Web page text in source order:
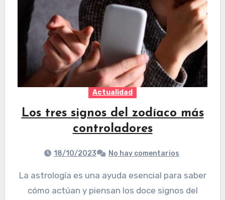
Actualidad
Los tres signos del zodíaco más
controladores
18/10/2023 No hay comentarios
La astrología es una ayuda esencial para saber
cómo actúan y piensan los doce signos del